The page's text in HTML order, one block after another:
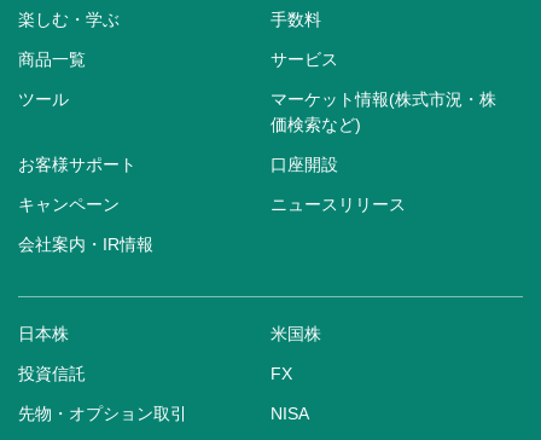
楽しむ・学ぶ 手数料
商品一覧 サービス
ツール
マーケット情報(株式市況・株
価検索など)
お客様サポート 口座開設
キャンペーン ニュースリリース
会社案内・IR情報
日本株 米国株
投資信託 FX
先物・オプション取引 NISA